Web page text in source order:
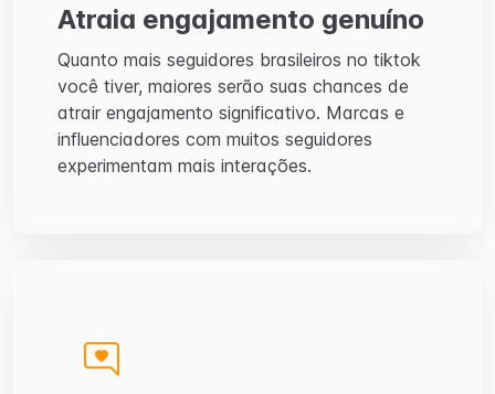
Atraia engajamento genuíno
Quanto mais seguidores brasileiros no tiktok
você tiver, maiores serão suas chances de
atrair engajamento significativo. Marcas e
influenciadores com muitos seguidores
experimentam mais interações.